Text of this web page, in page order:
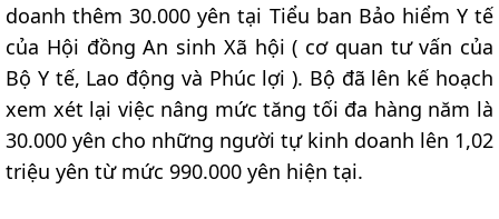
doanh thêm 30.000 yên tại Tiểu ban Bảo hiểm Y tế
của Hội đồng An sinh Xã hội ( cơ quan tư vấn của
Bộ Y tế, Lao động và Phúc lợi ). Bộ đã lên kế hoạch
xem xét lại việc nâng mức tăng tối đa hàng năm là
30.000 yên cho những người tự kinh doanh lên 1,02
triệu yên từ mức 990.000 yên hiện tại.